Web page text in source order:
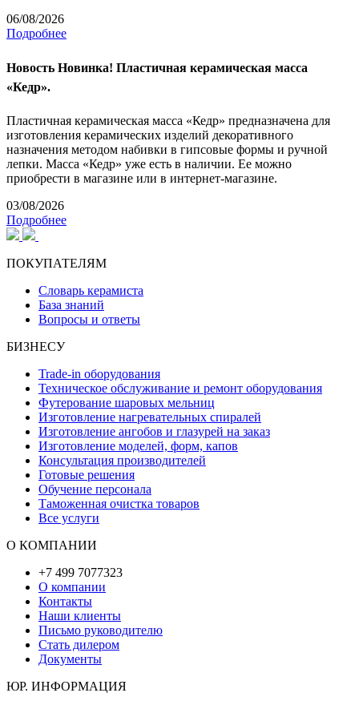
06/08/2026
Подробнее
Новость Новинка! Пластичная керамическая масса
«Кедр».
Пластичная керамическая масса «Кедр» предназначена для
изготовления керамических изделий декоративного
назначения методом набивки в гипсовые формы и ручной
лепки. Масса «Кедр» уже есть в наличии. Ее можно
приобрести в магазине или в интернет-магазине.
03/08/2026
Подробнее
ПОКУПАТЕЛЯМ
Словарь керамиста
База знаний
Вопросы и ответы
БИЗНЕСУ
Trade-in оборудования
Техническое обслуживание и ремонт оборудования
Футерование шаровых мельниц
Изготовление нагревательных спиралей
Изготовление ангобов и глазурей на заказ
Изготовление моделей, форм, капов
Консультация производителей
Готовые решения
Обучение персонала
Таможенная очистка товаров
Все услуги
О КОМПАНИИ
+7 499 7077323
О компании
Контакты
Наши клиенты
Письмо руководителю
Стать дилером
Документы
ЮР. ИНФОРМАЦИЯ